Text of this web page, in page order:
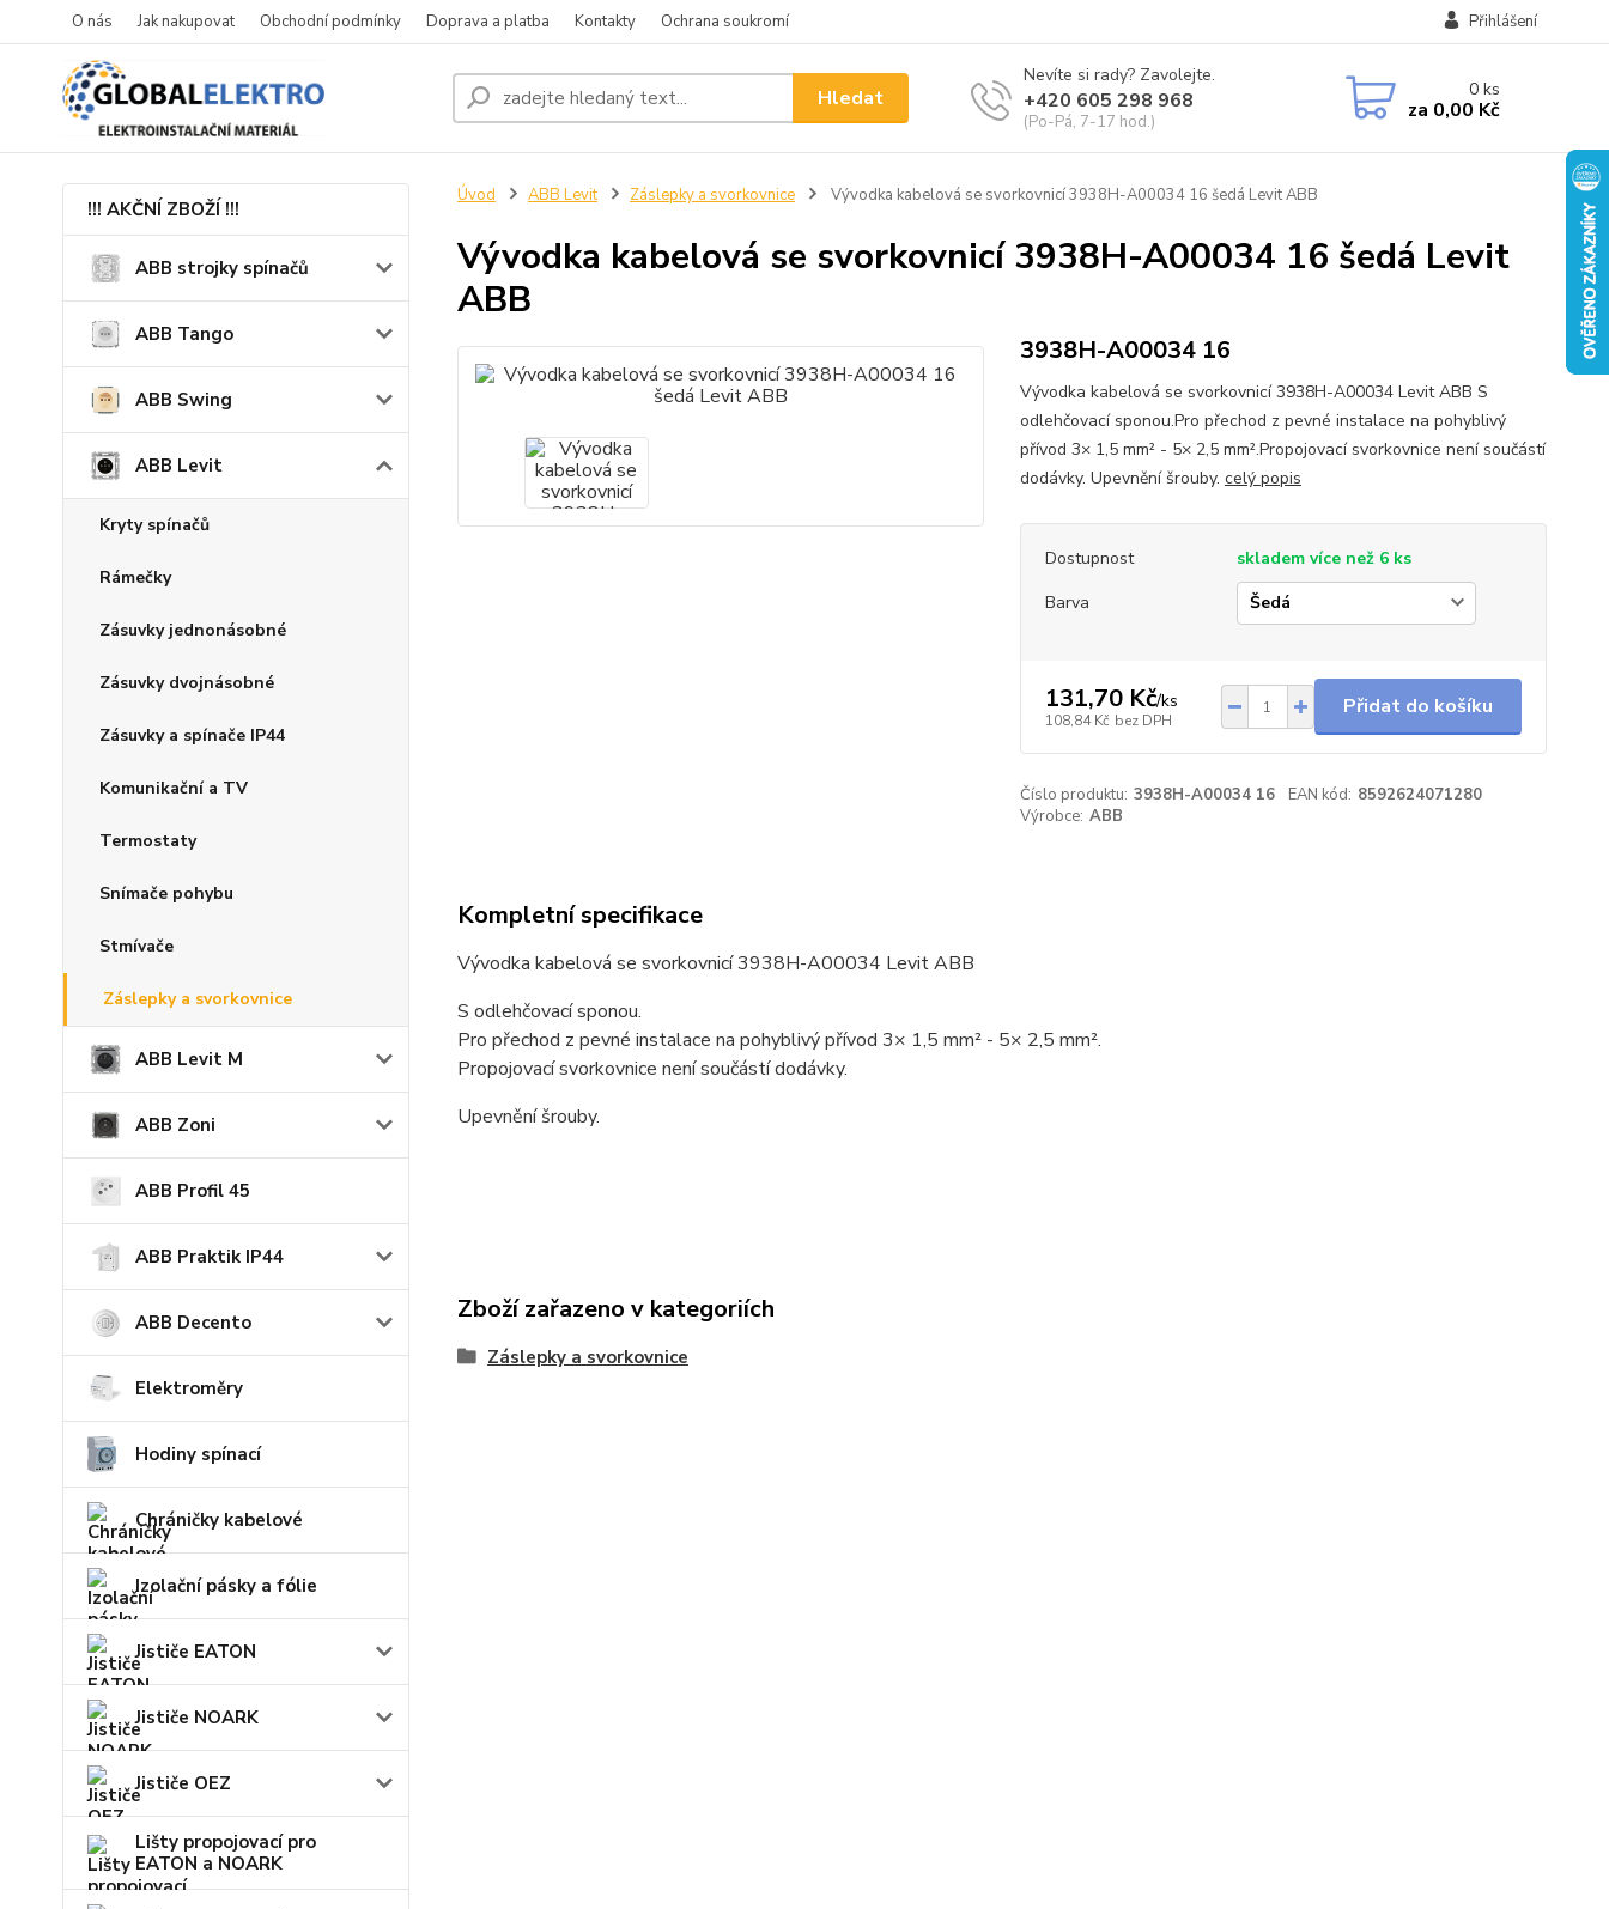
O nás Jak nakupovat Obchodní podmínky Doprava a platba Kontakty Ochrana soukromí Přihlášení
Hledat
Nevíte si rady? Zavolejte.
+420 605 298 968
(Po-Pá, 7-17 hod.)
0ks
za 0,00 Kč
!!! AKČNÍ ZBOŽÍ !!!
ABB strojky spínačů
ABB Tango
ABB Swing
ABB Levit
Kryty spínačů
Rámečky
Zásuvky jednonásobné
Zásuvky dvojnásobné
Zásuvky a spínače IP44
Komunikační a TV
Termostaty
Snímače pohybu
Stmívače
Záslepky a svorkovnice
ABB Levit M
ABB Zoni
ABB Profil 45
ABB Praktik IP44
ABB Decento
Elektroměry
Hodiny spínací
Chráničky kabelové
Izolační pásky a fólie
Jističe EATON
Jističe NOARK
Jističe OEZ
Lišty propojovací pro
EATON a NOARK
Úvod ABB Levit Záslepky a svorkovnice Vývodka kabelová se svorkovnicí 3938H-A00034 16 šedá Levit ABB
Vývodka kabelová se svorkovnicí 3938H-A00034 16 šedá Levit
ABB
3938H-A00034 16
Vývodka kabelová se svorkovnicí 3938H-A00034 Levit ABB S
odlehčovací sponou.Pro přechod z pevné instalace na pohyblivý
přívod 3× 1,5 mm² - 5× 2,5 mm².Propojovací svorkovnice není součástí
dodávky. Upevnění šrouby. celý popis
Dostupnost
skladem více než 6 ks
Barva
131,70 Kč/ks
108,84 Kč bez DPH
Přidat do košíku
Číslo produktu: 3938H-A00034 16 EAN kód: 8592624071280
Výrobce: ABB
Kompletní specifikace
Vývodka kabelová se svorkovnicí 3938H-A00034 Levit ABB
S odlehčovací sponou.
Pro přechod z pevné instalace na pohyblivý přívod 3× 1,5 mm² - 5× 2,5 mm².
Propojovací svorkovnice není součástí dodávky.
Upevnění šrouby.
Zboží zařazeno v kategoriích
Záslepky a svorkovnice